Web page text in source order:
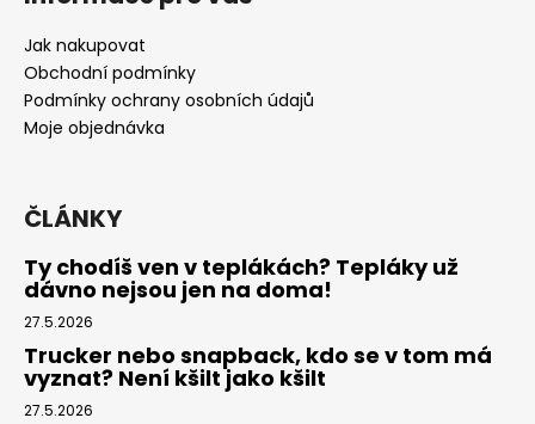
Jak nakupovat
Obchodní podmínky
Podmínky ochrany osobních údajů
Moje objednávka
ČLÁNKY
Ty chodíš ven v teplákách? Tepláky už
dávno nejsou jen na doma!
27.5.2026
Trucker nebo snapback, kdo se v tom má
vyznat? Není kšilt jako kšilt
27.5.2026